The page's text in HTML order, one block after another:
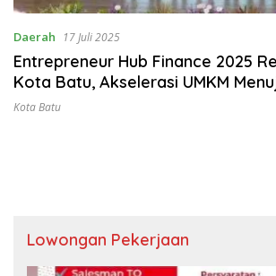
Daerah 17 Juli 2025
Entrepreneur Hub Finance 2025
Kota Batu, Akselerasi UMKM
Kota Batu
Lowongan Pekerjaan